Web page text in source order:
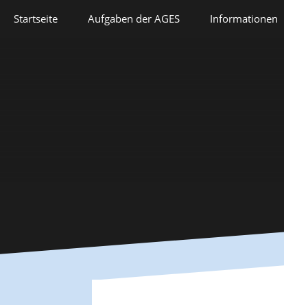
zumStartseite Aufgaben der AGES
Hommage
Informationsbriefe
Informationen